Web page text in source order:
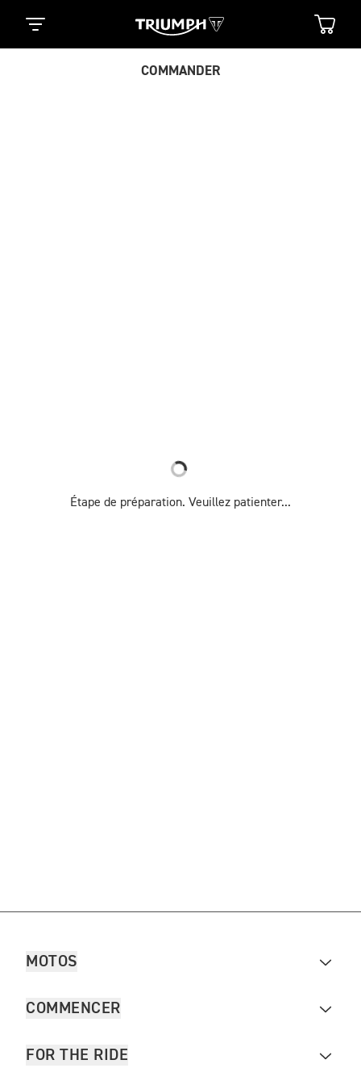
COMMANDER
Étape de préparation. Veuillez patienter...
MOTOS
COMMENCER
FOR THE RIDE